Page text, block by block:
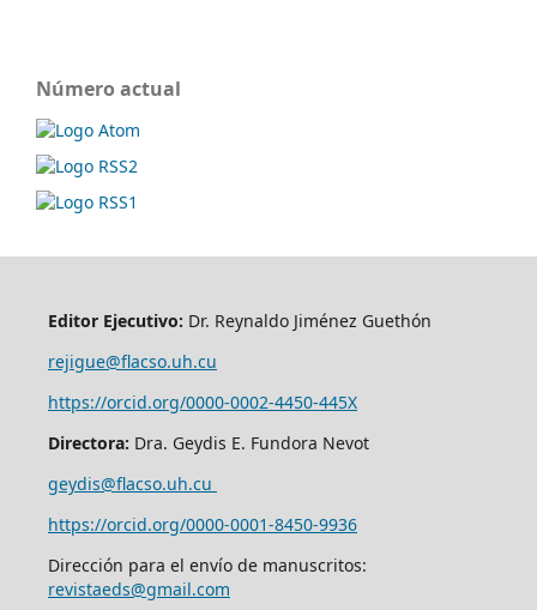
Número actual
Editor Ejecutivo: Dr. Reynaldo Jiménez Guethón
rejigue@flacso.uh.cu
https://orcid.org/0000-0002-4450-445X
Directora: Dra. Geydis E. Fundora Nevot
geydis@flacso.uh.cu
https://orcid.org/0000-0001-8450-9936
Dirección para el envío de manuscritos:
revistaeds@gmail.com